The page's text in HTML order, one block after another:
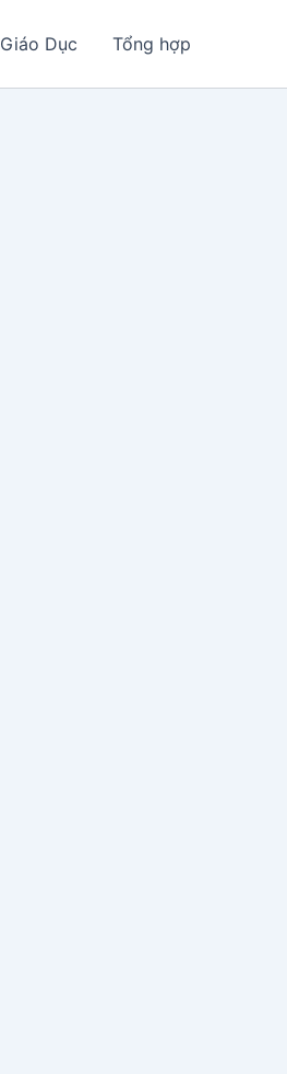
Giáo Dục Tổng hợp